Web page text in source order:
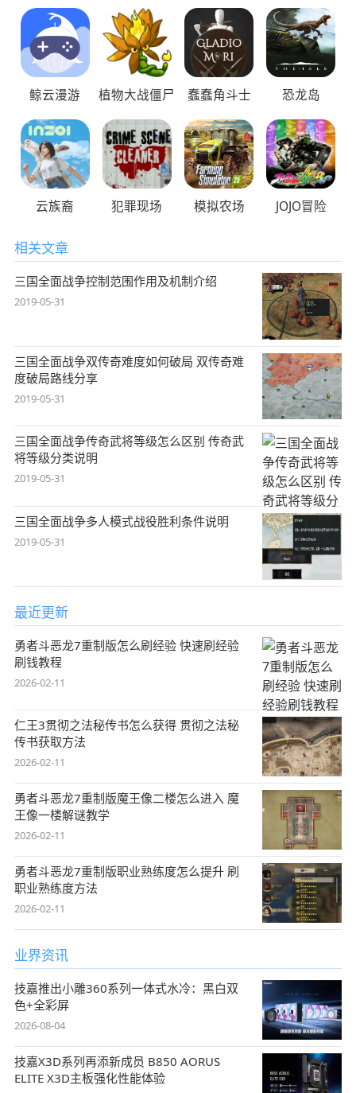
鲸云漫游 植物大战僵尸 蠢蠢角斗士 恐龙岛
云族裔 犯罪现场 模拟农场 JOJO冒险
相关文章
三国全面战争控制范围作用及机制介绍
2019-05-31
三国全面战争双传奇难度如何破局 双传奇难
度破局路线分享
2019-05-31
三国全面战争传奇武将等级怎么区别 传奇武
将等级分类说明
2019-05-31
三国全面战争多人模式战役胜利条件说明
2019-05-31
最近更新
勇者斗恶龙7重制版怎么刷经验 快速刷经验
刷钱教程
2026-02-11
仁王3贯彻之法秘传书怎么获得 贯彻之法秘
传书获取方法
2026-02-11
勇者斗恶龙7重制版魔王像二楼怎么进入 魔
王像一楼解谜教学
2026-02-11
勇者斗恶龙7重制版职业熟练度怎么提升 刷
职业熟练度方法
2026-02-11
业界资讯
技嘉推出小雕360系列一体式水冷：黑白双
色+全彩屏
2026-08-04
技嘉X3D系列再添新成员 B850 AORUS
ELITE X3D主板强化性能体验